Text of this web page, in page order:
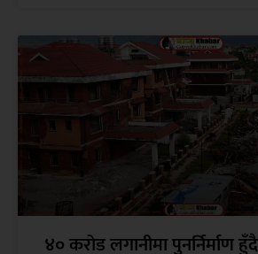
४० करोड लगानीमा पुनर्निर्माण